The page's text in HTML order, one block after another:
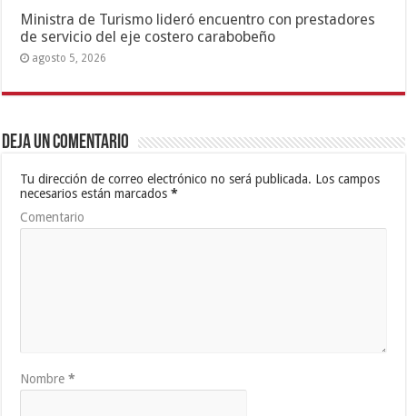
Ministra de Turismo lideró encuentro con prestadores
de servicio del eje costero carabobeño
agosto 5, 2026
Deja un comentario
Tu dirección de correo electrónico no será publicada. Los campos
necesarios están marcados*
Comentario
Nombre*